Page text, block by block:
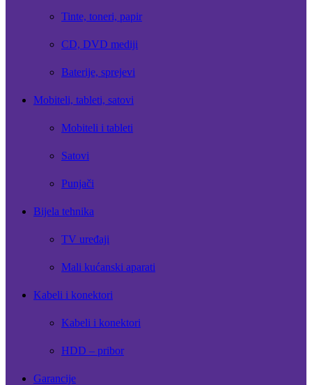
Tinte, toneri, papir
CD, DVD mediji
Baterije, sprejevi
Mobiteli, tableti, satovi
Mobiteli i tableti
Satovi
Punjači
Bijela tehnika
TV uređaji
Mali kućanski aparati
Kabeli i konektori
Kabeli i konektori
HDD – pribor
Garancije